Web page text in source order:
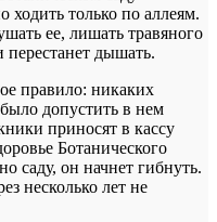
ходить только по аллеям.
ее, лишать травяного
дышать.
правило: никаких
допустить в нем
приносят в кассу
Ботанического
саду, он начнет гибнуть.
несколько лет не